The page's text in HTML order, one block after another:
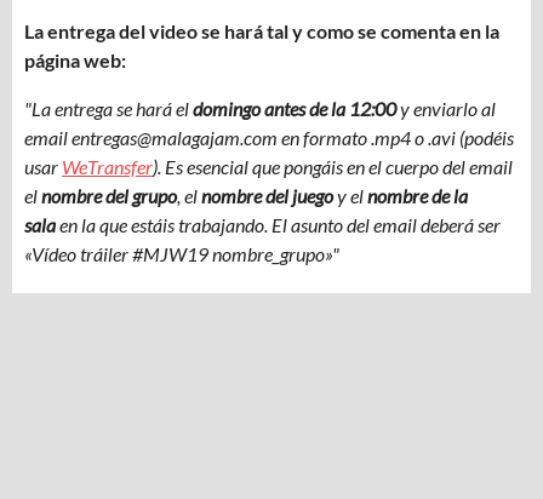
La entrega del video se hará tal y como se comenta en la
página web:
"La entrega se hará eldomingo antes de la 12:00y enviarlo al
email entregas@malagajam.com en formato .mp4 o .avi (podéis
usar WeTransfer). Es esencial que pongáis en el cuerpo del email
elnombre del grupo, elnombre del juegoy elnombre de la
salaen la que estáis trabajando. El asunto del email deberá ser
«Vídeo tráiler #MJW19nombre_grupo»"